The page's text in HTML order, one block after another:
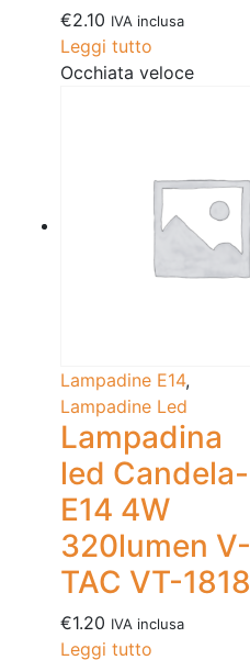
€2.10 IVA inclusa
Leggi tutto
Occhiata veloce
Lampadine E14,
Lampadine Led
Lampadina
led Candela-
E14 4W
320lumen V-
TAC VT-1818
€1.20 IVA inclusa
Leggi tutto